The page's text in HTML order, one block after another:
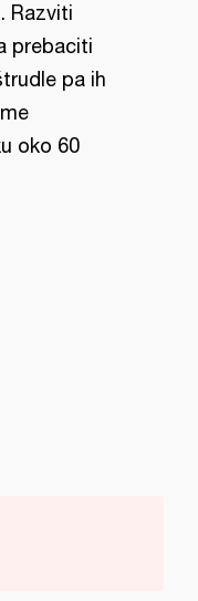
Razviti
prebaciti
pa ih
oko 60